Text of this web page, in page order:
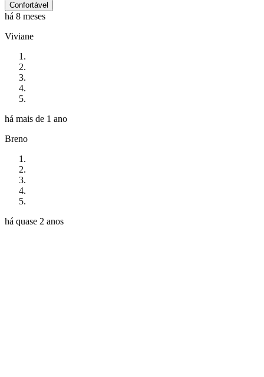
Confortável
há 8 meses
Viviane
há mais de 1 ano
Breno
há quase 2 anos